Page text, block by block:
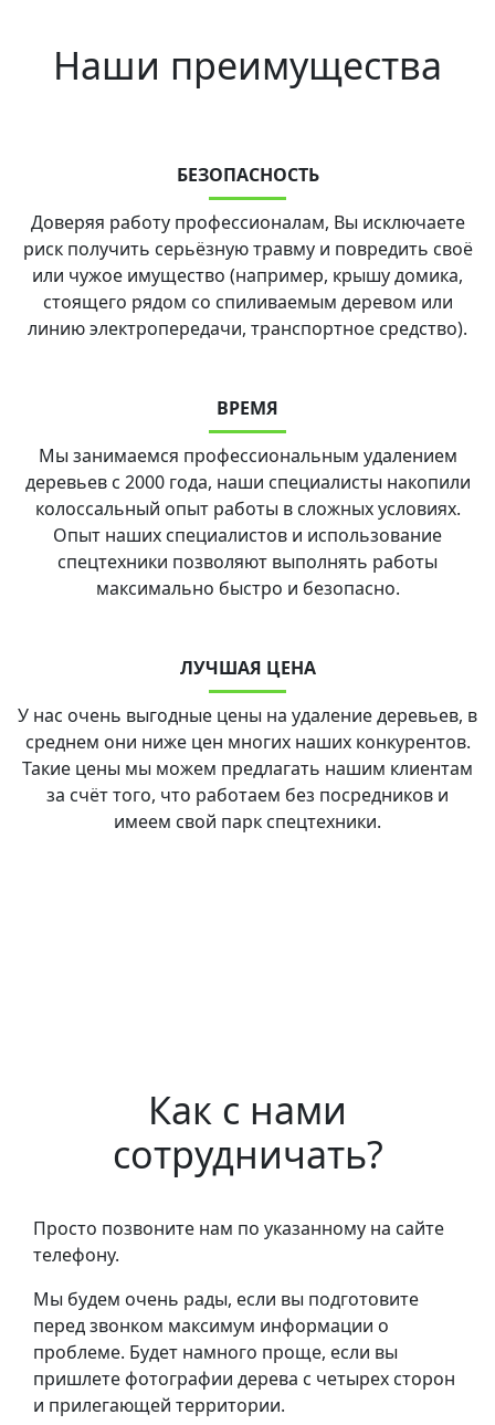
Наши преимущества
БЕЗОПАСНОСТЬ
Доверяя работу профессионалам, Вы исключаете
риск получить серьёзную травму и повредить своё
или чужое имущество (например, крышу домика,
стоящего рядом со спиливаемым деревом или
линию электропередачи, транспортное средство).
ВРЕМЯ
Мы занимаемся профессиональным удалением
деревьев с 2000 года, наши специалисты накопили
колоссальный опыт работы в сложных условиях.
Опыт наших специалистов и использование
спецтехники позволяют выполнять работы
максимально быстро и безопасно.
ЛУЧШАЯ ЦЕНА
У нас очень выгодные цены на удаление деревьев, в
среднем они ниже цен многих наших конкурентов.
Такие цены мы можем предлагать нашим клиентам
за счёт того, что работаем без посредников и
имеем свой парк спецтехники.
Как с нами
сотрудничать?
Просто позвоните нам по указанному на сайте
телефону.
Мы будем очень рады, если вы подготовите
перед звонком максимум информации о
проблеме. Будет намного проще, если вы
пришлете фотографии дерева с четырех сторон
и прилегающей территории.